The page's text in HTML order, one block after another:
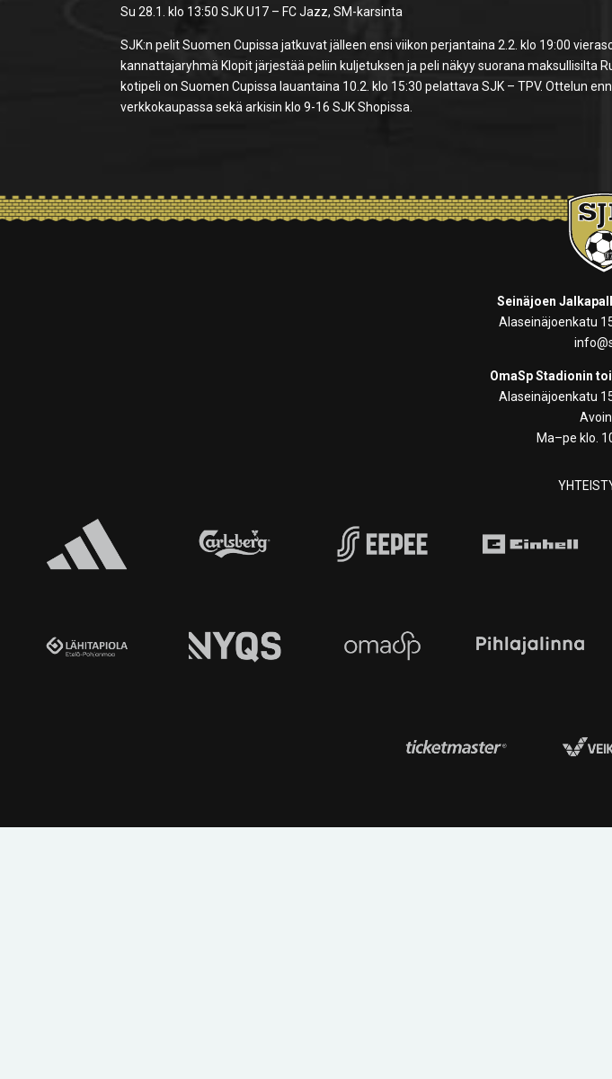
Su 28.1. klo 13:50 SJK U17 – FC Jazz, SM-karsinta
SJK:n pelit Suomen Cupissa jatkuvat jälleen ensi viikon perjantaina 2.2. klo 19:00
kannattajaryhmä Klopit järjestää peliin kuljetuksen ja peli näkyy suorana maksullisilta
kotipeli on Suomen Cupissa lauantaina 10.2. klo 15:30 pelattava SJK – TPV. Ottelun
verkkokaupassa sekä arkisin klo 9-16 SJK Shopissa.
Seinäjoen
Alaseinäjoenkatu
OmaSp Stadionin
Alaseinäjoenkatu
Ma–pe klo.